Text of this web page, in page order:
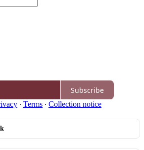
Subscribe
∙ Terms ∙ Collection notice